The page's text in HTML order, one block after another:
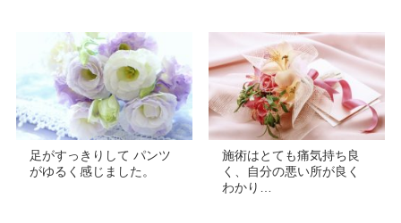
足がすっきりして パンツ
がゆるく感じました。
施術はとても痛気持ち良
く、自分の悪い所が良く
わかり…